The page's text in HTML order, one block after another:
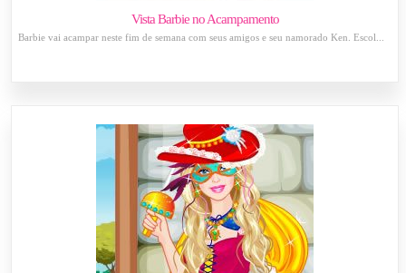
Vista Barbie no Acampamento
Barbie vai acampar neste fim de semana com seus amigos e seu namorado Ken. Escol...